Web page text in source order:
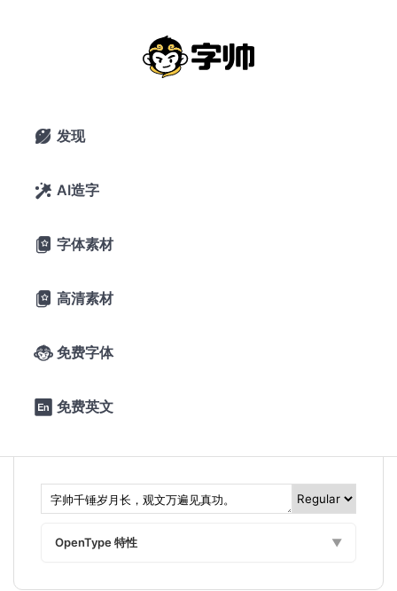
 发现
 AI造字
 字体素材
 高清素材
 免费字体
 免费英文
三极行楷简体-粗：行楷笔意潇洒写
意，遒劲有力。
0 下载
17条评论
字体预览
字帅千锤岁月
长，观文万遍
见真功。
OpenType 特性 ▼